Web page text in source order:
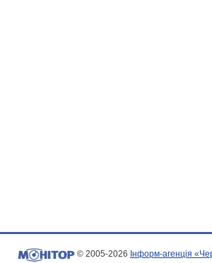
© 2005-2026 Інформ-агенція